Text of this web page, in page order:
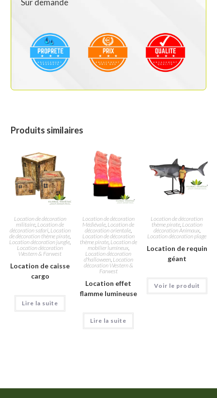
Sur demande
Produits similaires
Location de décoration
militaire Location de
décoration safari, Location
de décoration thème pirate
Location décoration jungle
Location décoration
Western & Farwest
Location de caisse
cargo
Lire la suite
Location de décoration
Médiévale Location de
décoration orientale
Location de décoration
thème pirate, Location de
mobilier lumineux,
Location décoration
d'halloween, Location
décoration Western &
Farwest
Location effet
flamme lumineuse
Lire la suite
Location de décoration
thème pirate, Location
décoration Animaux,
Location décoration plage
Location de requin
géant
Voir le produit